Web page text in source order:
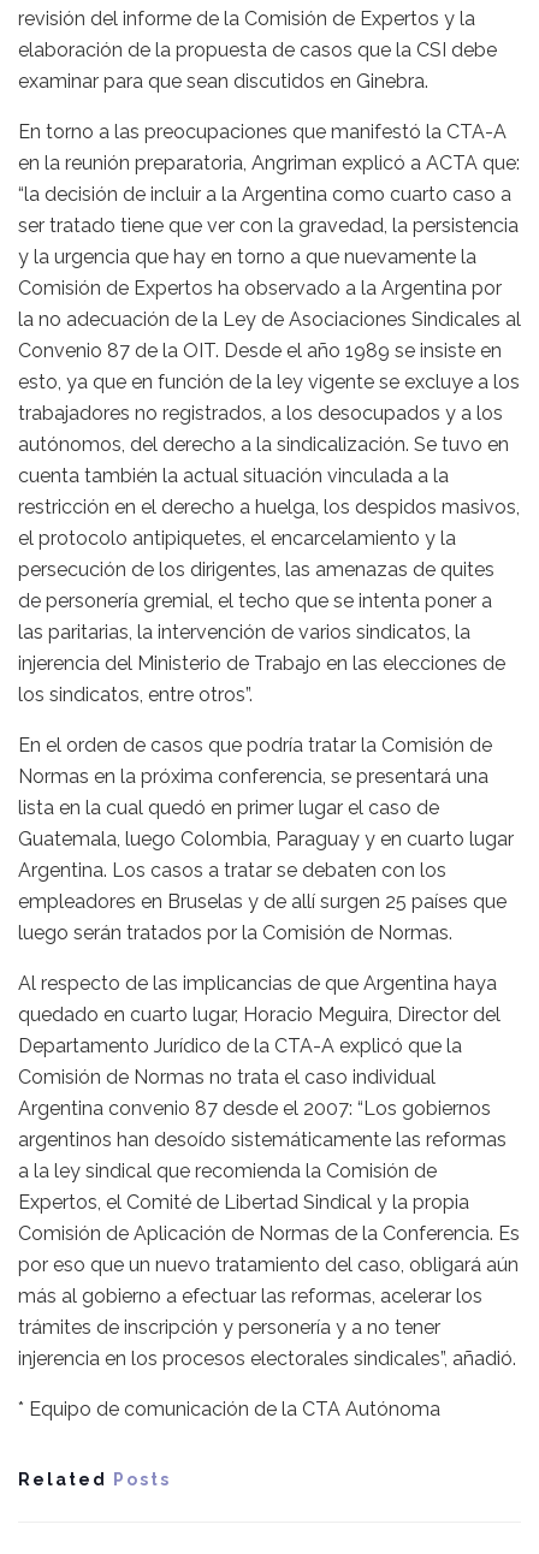
revisión del informe de la Comisión de Expertos y la
elaboración de la propuesta de casos que la CSI debe
examinar para que sean discutidos en Ginebra.
En torno a las preocupaciones que manifestó la CTA-A
en la reunión preparatoria, Angriman explicó a ACTA que:
“la decisión de incluir a la Argentina como cuarto caso a
ser tratado tiene que ver con la gravedad, la persistencia
y la urgencia que hay en torno a que nuevamente la
Comisión de Expertos ha observado a la Argentina por
la no adecuación de la Ley de Asociaciones Sindicales al
Convenio 87 de la OIT. Desde el año 1989 se insiste en
esto, ya que en función de la ley vigente se excluye a los
trabajadores no registrados, a los desocupados y a los
autónomos, del derecho a la sindicalización. Se tuvo en
cuenta también la actual situación vinculada a la
restricción en el derecho a huelga, los despidos masivos,
el protocolo antipiquetes, el encarcelamiento y la
persecución de los dirigentes, las amenazas de quites
de personería gremial, el techo que se intenta poner a
las paritarias, la intervención de varios sindicatos, la
injerencia del Ministerio de Trabajo en las elecciones de
los sindicatos, entre otros”.
En el orden de casos que podría tratar la Comisión de
Normas en la próxima conferencia, se presentará una
lista en la cual quedó en primer lugar el caso de
Guatemala, luego Colombia, Paraguay y en cuarto lugar
Argentina. Los casos a tratar se debaten con los
empleadores en Bruselas y de allí surgen 25 países que
luego serán tratados por la Comisión de Normas.
Al respecto de las implicancias de que Argentina haya
quedado en cuarto lugar, Horacio Meguira, Director del
Departamento Jurídico de la CTA-A explicó que la
Comisión de Normas no trata el caso individual
Argentina convenio 87 desde el 2007: “Los gobiernos
argentinos han desoído sistemáticamente las reformas
a la ley sindical que recomienda la Comisión de
Expertos, el Comité de Libertad Sindical y la propia
Comisión de Aplicación de Normas de la Conferencia. Es
por eso que un nuevo tratamiento del caso, obligará aún
más al gobierno a efectuar las reformas, acelerar los
trámites de inscripción y personería y a no tener
injerencia en los procesos electorales sindicales”, añadió.
* Equipo de comunicación de la CTA Autónoma
Related Posts